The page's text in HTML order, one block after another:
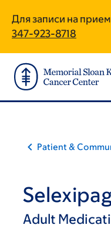
main
content
footer
Для записи на
347-923-8718
Patient &
Adult